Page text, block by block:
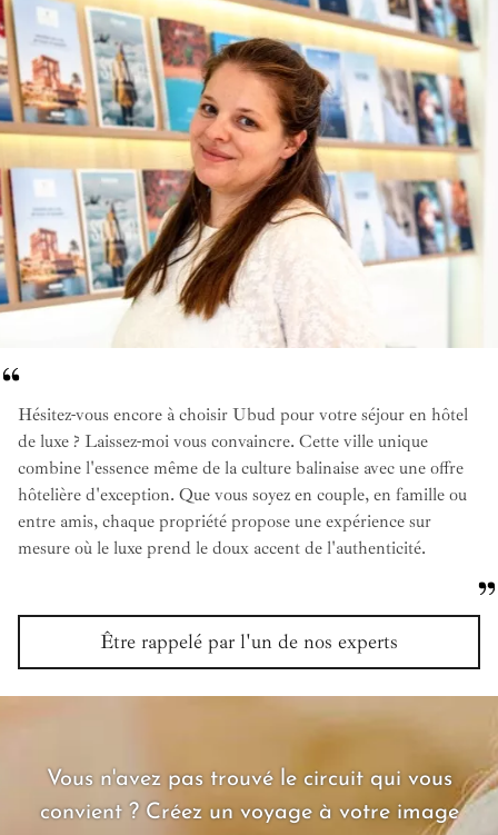
Hésitez-vous encore à choisir Ubud pour votre séjour en hôtel
de luxe ? Laissez-moi vous convaincre. Cette ville unique
combine l'essence même de la culture balinaise avec une offre
hôtelière d'exception. Que vous soyez en couple, en famille ou
entre amis, chaque propriété propose une expérience sur
mesure où le luxe prend le doux accent de l'authenticité.
Être rappelé par l'un de nos experts
Vous n'avez pas trouvé le circuit qui vous
convient ? Créez un voyage à votre image